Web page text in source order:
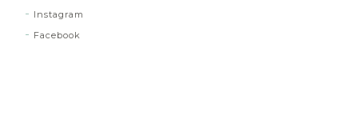
Instagram
Facebook